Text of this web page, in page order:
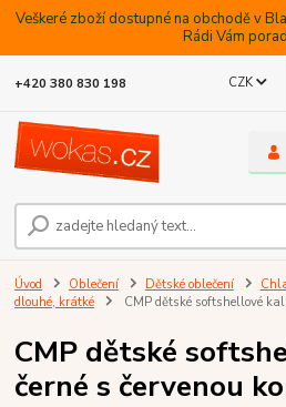
Veškeré zboží dostupné na obchodě v
Rádi Vám
CZK
+420 380 830 198
Úvod Oblečení Dětské oblečení
dlouhé, krátké
CMP dětské softshellové
CMP dětské
černé s červenou